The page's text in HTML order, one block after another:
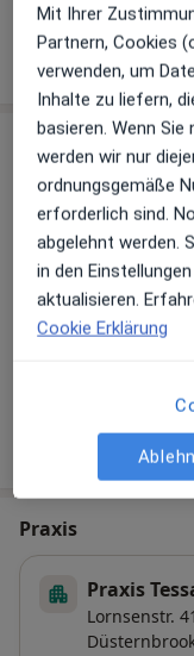
Wie
Sind Sie Tessa
Hinterlegen Sie
Sprechzeiten
besser gefunden.
vor
Praxis
Praxis
Lornsenstr.
Mit Ihrer
Partnern, Cookies
verwenden, um
Inhalte zu liefern,
basieren. Wenn
werden wir nur
ordnungsgemäße
erforderlich sind.
abgelehnt werden.
in den
aktualisieren.
Cookie Erklärung